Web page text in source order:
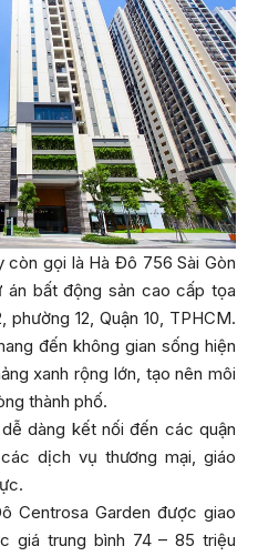
còn gọi là Hà Đô 756 Sài Gòn
bất động sản cao cấp tọa
12, Quận 10, TPHCM.
đến không gian sống hiện
xanh rộng lớn, tạo nên môi
thành phố.
dàng kết nối đến các quận
dịch vụ thương mại, giáo
Centrosa Garden được giao
giá trung bình 74 – 85 triệu